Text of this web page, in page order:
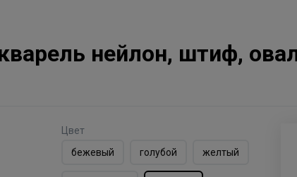
нейлон, штиф,
Цвет
бежевый
голубой желтый